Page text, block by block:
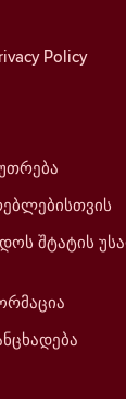
Policy
შტატის